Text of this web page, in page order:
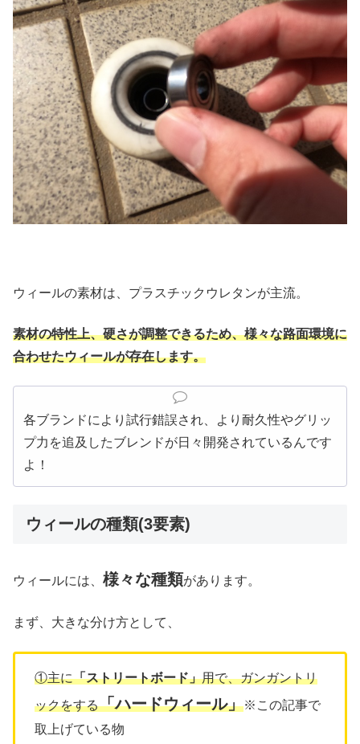
ウィールの素材は、プラスチックウレタンが主流。
素材の特性上、硬さが調整できるため、様々な路面環境に
合わせたウィールが存在します。
各ブランドにより試行錯誤され、より耐久性やグリッ
プ力を追及したブレンドが日々開発されているんです
よ！
ウィールの種類(3要素)
ウィールには、 様々な種類があります。
まず、大きな分け方として、
①主に「ストリートボード」用で、ガンガントリ
ックをする「ハードウィール」※この記事で
取上げている物